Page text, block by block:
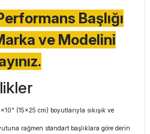
Başlığı
ve Modelini
(15x25 cm) boyutlarıyla sıkışık ve
rağmen standart başlıklara göre derin